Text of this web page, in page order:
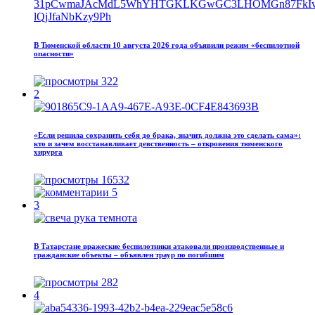
В Тюменской области 10 августа 2026 года объявили режим «беспилотной
опасности»
322
2
«Если решила сохранить себя до брака, значит, должна это сделать сама»:
кто и зачем восстанавливает девственность – откровения тюменского
хирурга
16532
5
3
В Татарстане вражеские беспилотники атаковали производственные и
гражданские объекты – объявлен траур по погибшим
282
4